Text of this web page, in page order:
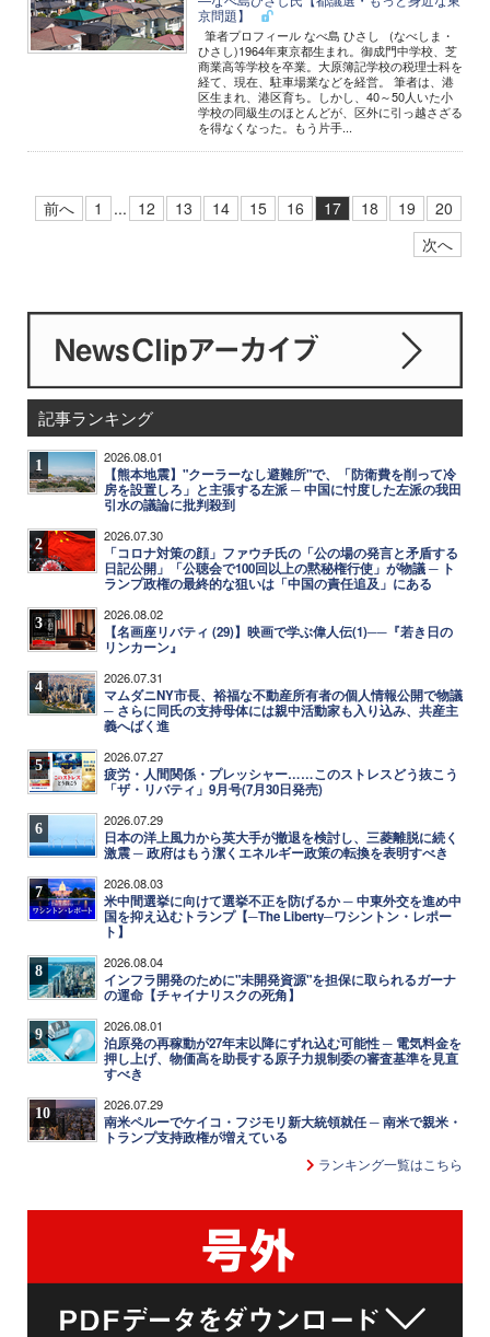
京問題】
筆者プロフィール なべ島 ひさし (なべしま・
ひさし)1964年東京都生まれ。御成門中学校、芝
商業高等学校を卒業。大原簿記学校の税理士科を
経て、現在、駐車場業などを経営。 筆者は、港
区生まれ、港区育ち。しかし、40～50人いた小
学校の同級生のほとんどが、区外に引っ越さざる
を得なくなった。もう片手...
前へ 1 ... 12 13 14 15 16 17 18 19
20
次へ
記事ランキング
1 2026.08.01
【熊本地震】"クーラーなし避難所"で、「防衛費を削って冷
房を設置しろ」と主張する左派 ─ 中国に忖度した左派の我田
引水の議論に批判殺到
2 2026.07.30
「コロナ対策の顔」ファウチ氏の「公の場の発言と矛盾する
日記公開」「公聴会で100回以上の黙秘権行使」が物議 ─ ト
ランプ政権の最終的な狙いは「中国の責任追及」にある
3 2026.08.02
【名画座リバティ (29)】映画で学ぶ偉人伝(1)──『若き日の
リンカーン』
4 2026.07.31
マムダニNY市長、裕福な不動産所有者の個人情報公開で物議
─ さらに同氏の支持母体には親中活動家も入り込み、共産主
義へばく進
5 2026.07.27
疲労・人間関係・プレッシャー……このストレスどう抜こう
「ザ・リバティ」9月号(7月30日発売)
6 2026.07.29
日本の洋上風力から英大手が撤退を検討し、三菱離脱に続く
激震 ─ 政府はもう潔くエネルギー政策の転換を表明すべき
7 2026.08.03
米中間選挙に向けて選挙不正を防げるか ─ 中東外交を進め中
国を抑え込むトランプ【─The Liberty─ワシントン・レポー
ト】
8 2026.08.04
インフラ開発のために"未開発資源"を担保に取られるガーナ
の運命【チャイナリスクの死角】
9 2026.08.01
泊原発の再稼動が27年末以降にずれ込む可能性 ─ 電気料金を
押し上げ、物価高を助長する原子力規制委の審査基準を見直
すべき
10 2026.07.29
南米ペルーでケイコ・フジモリ新大統領就任 ─ 南米で親米・
トランプ支持政権が増えている
ランキング一覧はこちら